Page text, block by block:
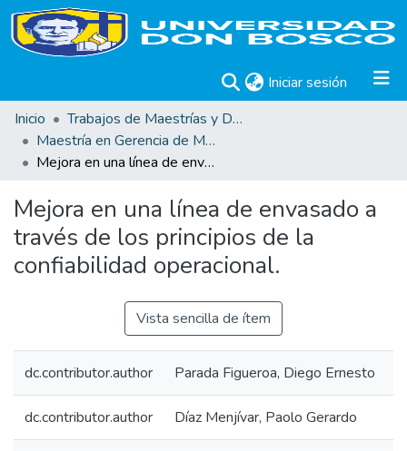
Iniciar sesión (current)
Inicio
Trabajos de Maestrías y Doctorados
Maestría en Gerencia de Mantenimiento Industrial
Mejora en una línea de envasado a través de los principios de la confiabilidad operacional.
Mejora en una línea de envasado a
través de los principios de la
confiabilidad operacional.
Vista sencilla de ítem
dc.contributor.author Parada Figueroa, Diego Ernesto
dc.contributor.author Díaz Menjívar, Paolo Gerardo